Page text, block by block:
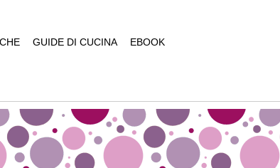
GUIDE DI CUCINA EBOOK